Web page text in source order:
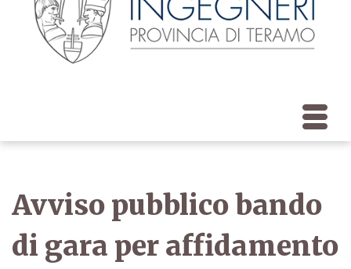
Avviso pubblico bando
di gara per affidamento